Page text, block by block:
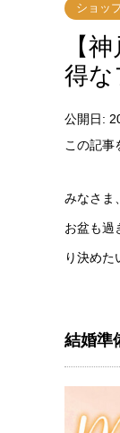
ショッ
【
得な
公開日:
この記事
みなさま
お盆も過
り決めた
結婚準